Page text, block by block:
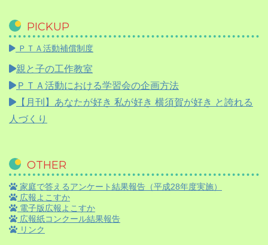
PICKUP
ＰＴＡ活動補償制度
親と子の工作教室
ＰＴＡ活動における学習会の企画方法
【月刊】 あなたが好き 私が好き 横須賀が好き と誇れる
人づくり
OTHER
家庭で答えるアンケート結果報告（平成28年度実施）
広報よこすか
電子版広報よこすか
広報紙コンクール結果報告
リンク